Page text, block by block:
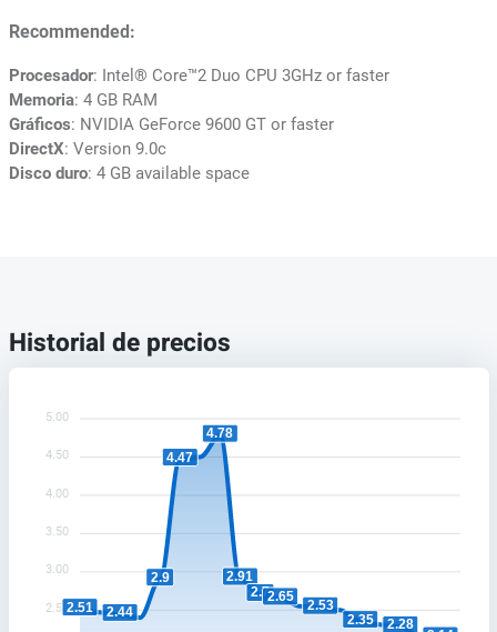
Recommended:
Procesador: Intel® Core™2 Duo CPU 3GHz or faster
Memoria: 4 GB RAM
Gráficos: NVIDIA GeForce 9600 GT or faster
DirectX: Version 9.0c
Disco duro: 4 GB available space
Historial de precios
5.00
4.50
4.00
3.50
3.00
2.502.51 2.44
2.9
4.47
4.78
2.91
2.72.65
2.53
2.35
2.28